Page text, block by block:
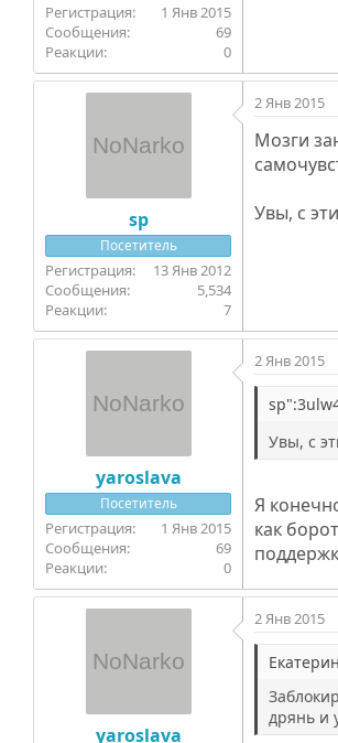
1 Янв 2015
69
0
sp
Посетитель
13 Янв 2012
5,534
7
2 Янв 2015
Мозги
Увы, с
yaroslava
Посетитель
1 Янв 2015
69
0
2 Янв 2015
Увы, с
Я
как
yaroslava
2 Янв 2015
дрянь и